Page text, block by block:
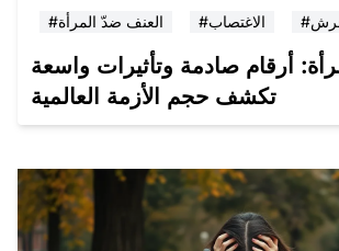
#العنف ضدّ المرأة #الاغتصاب
أرقام صادمة وتأثيرات واسعة
تكشف حجم الأزمة العالمية